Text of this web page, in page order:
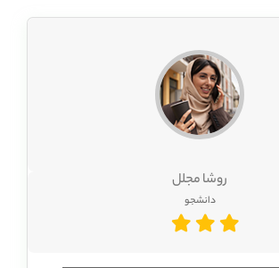
هر کجا که بخوام بهش دسترسی داشته
باشم.
روشا مجلل
دانشجو